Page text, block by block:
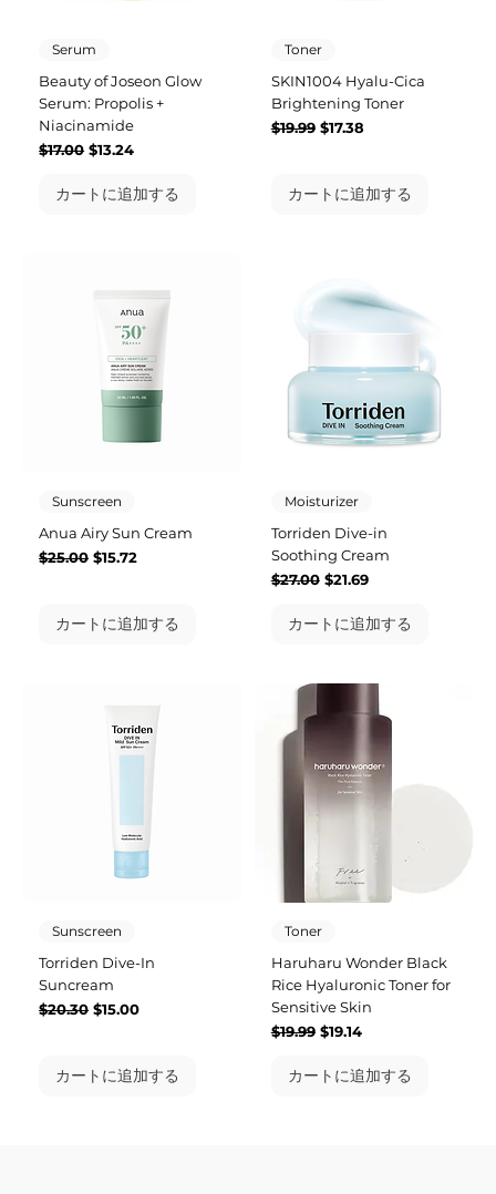
Serum
Beauty of Joseon Glow
Serum: Propolis +
Niacinamide
通常価格
$17.00 セール価格
$13.24
カートに追加する
Toner
SKIN1004 Hyalu-Cica
Brightening Toner
通常価格
$19.99 セール価格
$17.38
カートに追加する
Sunscreen
Anua Airy Sun Cream
通常価格
$25.00 セール価格
$15.72
カートに追加する
Moisturizer
Torriden Dive-in
Soothing Cream
通常価格
$27.00 セール価格
$21.69
カートに追加する
Sunscreen
Torriden Dive-In
Suncream
通常価格
$20.30 セール価格
$15.00
カートに追加する
Toner
Haruharu Wonder Black
Rice Hyaluronic Toner for
Sensitive Skin
通常価格
$19.99 セール価格
$19.14
カートに追加する